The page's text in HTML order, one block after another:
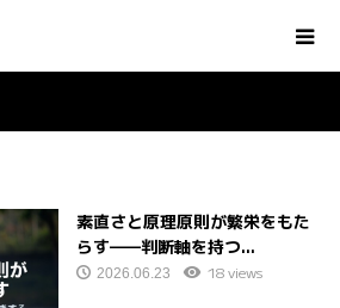
素直さと原理原則が繁栄をもた
らす——判断軸を持つ...
2026.06.23 18 views